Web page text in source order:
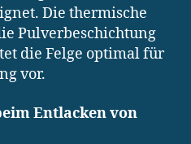
Die thermische
Pulverbeschichtung
die Felge optimal für
vor.
Entlacken von